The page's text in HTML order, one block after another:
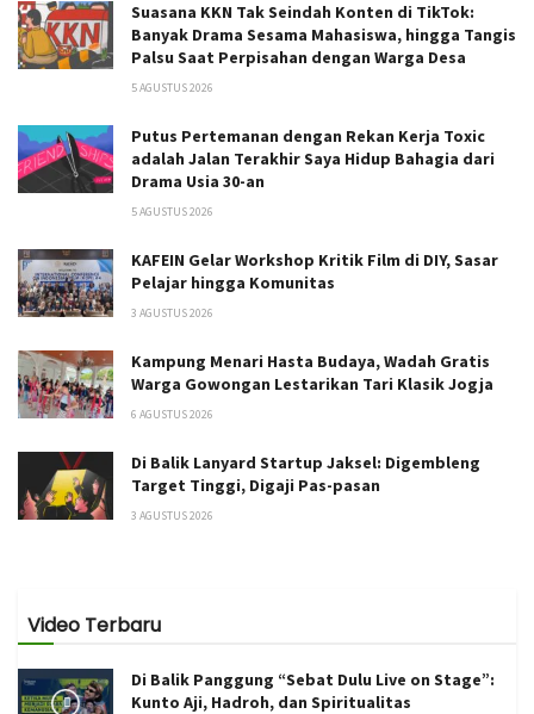
Suasana KKN Tak Seindah Konten di TikTok:
Banyak Drama Sesama Mahasiswa, hingga Tangis
Palsu Saat Perpisahan dengan Warga Desa
5 AGUSTUS 2026
Putus Pertemanan dengan Rekan Kerja Toxic
adalah Jalan Terakhir Saya Hidup Bahagia dari
Drama Usia 30-an
5 AGUSTUS 2026
KAFEIN Gelar Workshop Kritik Film di DIY, Sasar
Pelajar hingga Komunitas
3 AGUSTUS 2026
Kampung Menari Hasta Budaya, Wadah Gratis
Warga Gowongan Lestarikan Tari Klasik Jogja
6 AGUSTUS 2026
Di Balik Lanyard Startup Jaksel: Digembleng
Target Tinggi, Digaji Pas-pasan
3 AGUSTUS 2026
Video Terbaru
Di Balik Panggung “Sebat Dulu Live on Stage”:
Kunto Aji, Hadroh, dan Spiritualitas